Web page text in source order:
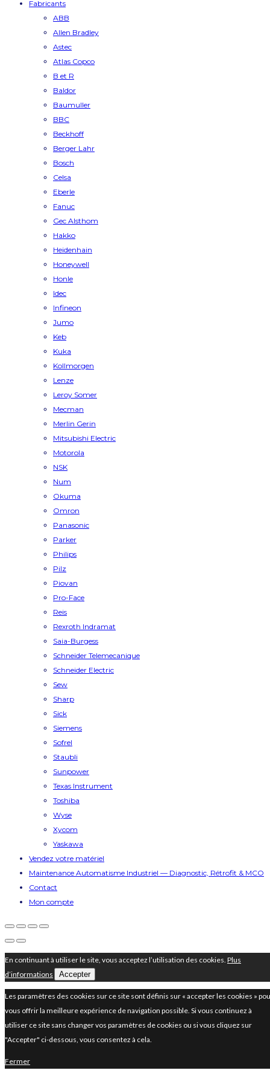
Fabricants
ABB
Allen Bradley
Astec
Atlas Copco
B et R
Baldor
Baumuller
BBC
Beckhoff
Berger Lahr
Bosch
Celsa
Eberle
Fanuc
Gec Alsthom
Hakko
Heidenhain
Honeywell
Honle
Idec
Infineon
Jumo
Keb
Kuka
Kollmorgen
Lenze
Leroy Somer
Mecman
Merlin Gerin
Mitsubishi Electric
Motorola
NSK
Num
Okuma
Omron
Panasonic
Parker
Philips
Pilz
Piovan
Pro-Face
Reis
Rexroth Indramat
Saia-Burgess
Schneider Telemecanique
Schneider Electric
Sew
Sharp
Sick
Siemens
Sofrel
Staubli
Sunpower
Texas Instrument
Toshiba
Wyse
Xycom
Yaskawa
Vendez votre matériel
Maintenance Automatisme Industriel — Diagnostic, Rétrofit & MCO
Contact
Mon compte
En continuant à utiliser le site, vous acceptez l’utilisation des cookies. Plus
d’informations
Accepter
Les paramètres des cookies sur ce site sont définis sur « accepter les cookies »
vous offrir la meilleure expérience de navigation possible. Si vous continuez à
utiliser ce site sans changer vos paramètres de cookies ou si vous cliquez sur
"Accepter" ci-dessous, vous consentez à cela.
Fermer